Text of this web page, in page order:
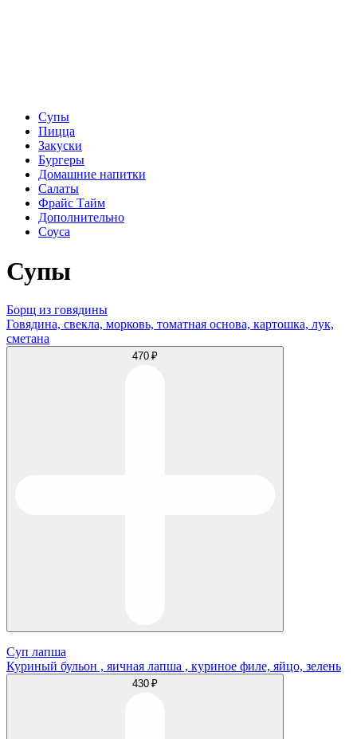
Супы
Пицца
Закуски
Бургеры
Домашние напитки
Салаты
Фрайс Тайм
Дополнительно
Соуса
Супы
Борщ из говядины
Говядина, свекла, морковь, томатная основа, картошка, лук,
сметана
470 ₽
Суп лапша
Куриный бульон , яичная лапша , куриное филе, яйцо, зелень
430 ₽